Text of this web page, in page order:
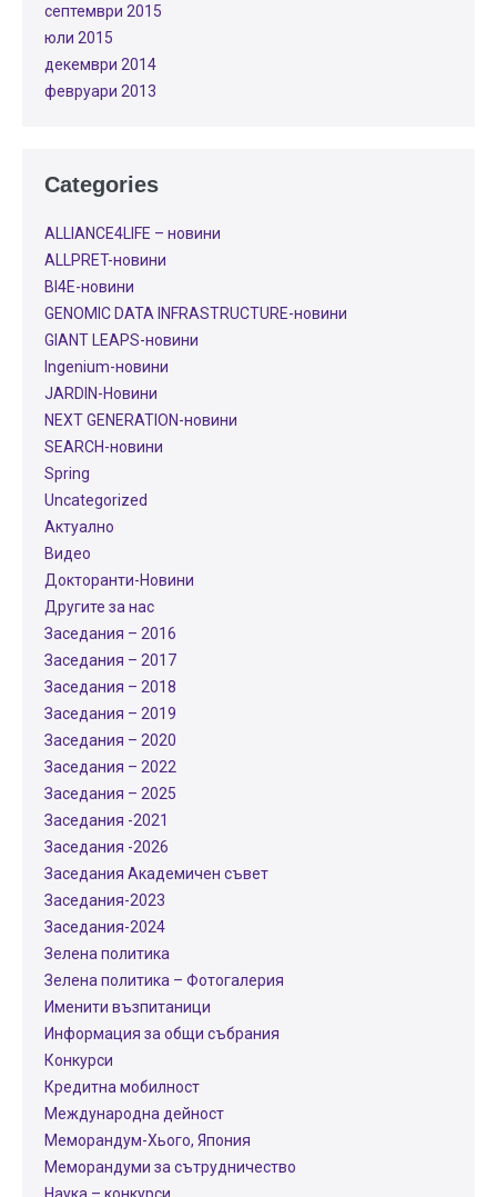
септември 2015
юли 2015
декември 2014
февруари 2013
Categories
ALLIANCE4LIFE​ – новини
ALLPRET-новини
BI4E-новини
GENOMIC DATA INFRASTRUCTURE-новини
GIANT LEAPS-новини
Ingenium-новини
JARDIN-Новини
NEXT GENERATION-новини
SEARCH-новини
Spring
Uncategorized
Актуално
Видео
Докторанти-Новини
Другите за нас
Заседания – 2016
Заседания – 2017
Заседания – 2018
Заседания – 2019
Заседания – 2020
Заседания – 2022
Заседания – 2025
Заседания -2021
Заседания -2026
Заседания Академичен съвет
Заседания-2023
Заседания-2024
Зелена политика
Зелена политика – Фотогалерия
Именити възпитаници
Информация за общи събрания
Конкурси
Кредитна мобилност
Международнa дейност
Меморандум-Хього, Япония
Меморандуми за сътрудничество
Наука – конкурси